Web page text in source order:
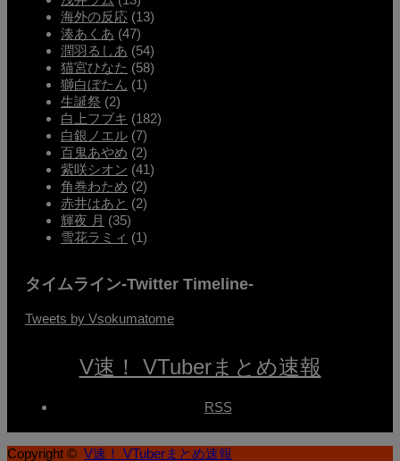
海外の反応 (13)
湊あくあ (47)
潤羽るしあ (54)
猫宮ひなた (58)
獅白ぼたん (1)
生誕祭 (2)
白上フブキ (182)
白銀ノエル (7)
百鬼あやめ (2)
紫咲シオン (41)
角巻わため (2)
赤井はあと (2)
輝夜 月 (35)
雪花ラミィ (1)
タイムライン-Twitter Timeline-
Tweets by Vsokumatome
V速！ VTuberまとめ速報
RSS
Copyright © V速！ VTuberまとめ速報